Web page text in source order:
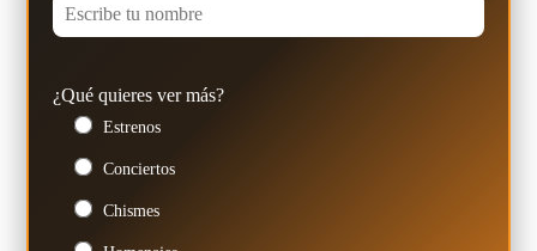
¿Qué quieres ver más?
Estrenos
Conciertos
Chismes